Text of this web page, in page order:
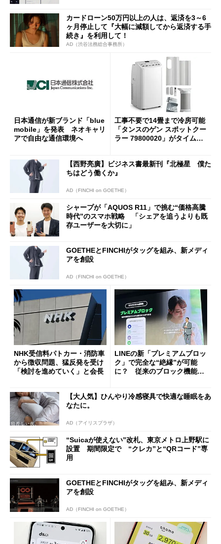
カードローン50万円以上の人は、返済を3～6
ヶ月停止して『大幅に減額してから返済する手
続き』を利用して！
AD（渋谷法務総合事務所）
日本通信が新ブランド「blue
mobile」を発表 ネオキャリ
アで自由な通信環境へ
工事不要で14畳まで冷房可能
「タンスのゲン スポットクー
ラー 79800020」がタイムセ
【西野亮廣】ビジネス書最新刊『北極星 僕た
ちはどう働くか』
AD（FINCHI on GOETHE）
シャープが「AQUOS R11」で挑む“価格高騰
時代”のスマホ戦略 「シェアを追うよりも既
存ユーザーを大切に」
GOETHEとFINCHIがタッグを組み、新メディ
アを創設
AD（FINCHI on GOETHE）
NHK受信料パトカー・消防車
から徴収問題、猛反発を受け
「検討を進めていく」と会長
LINEの新「プレミアムブロッ
ク」で完全な“絶縁”が可能
に？ 従来のブロック機能と
【大人気】ひんやり冷感寝具で快適な睡眠をあ
なたに。
AD（アイリスプラザ）
“Suicaが使えない”改札、東京メトロ上野駅に
設置 期間限定で “クレカ”と“QRコード”専
用
GOETHEとFINCHIがタッグを組み、新メディ
アを創設
AD（FINCHI on GOETHE）